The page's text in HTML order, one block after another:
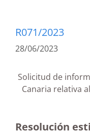
R071/2023
28/06/2023
Solicitud de
Canaria relativa
Resolución